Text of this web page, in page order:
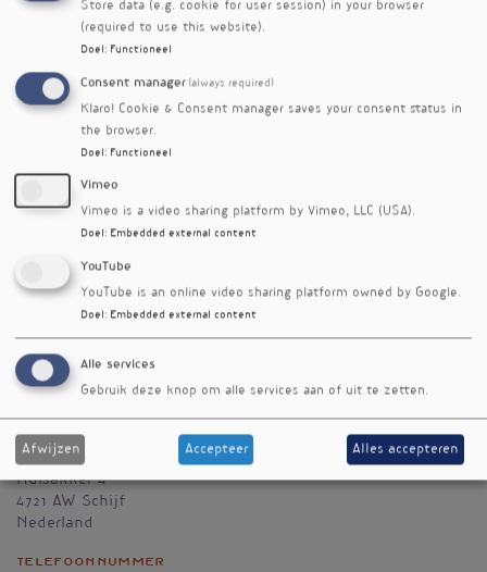
gezondheidsuitkomsten. De opleidingen zijn
ontwikkeld door ervaren experts binnen
functionele geneeskunde en metabole
fysiologie, en voorzien therapeuten van
handvatten om ketogene kennis te integreren
in hun werk, inclusief casuïstiek, evidence-
based protocollen en toepasbare richtlijnen.
Ketogeen Instituut
Huisakker 4
4721 AW Schijf
Nederland
Telefoonnummer
Store data (e.g. cookie for user session) in your browser
(required to use this website).
Doel : Functioneel
Consent manager (always required)
Klaro! Cookie & Consent manager saves your consent status in
the browser.
Doel : Functioneel
Vimeo
Vimeo is a video sharing platform by Vimeo, LLC (USA).
Doel : Embedded external content
YouTube
YouTube is an online video sharing platform owned by Google.
Doel : Embedded external content
Alle services
Gebruik deze knop om alle services aan of uit te zetten.
Afwijzen Accepteer Alles accepteren